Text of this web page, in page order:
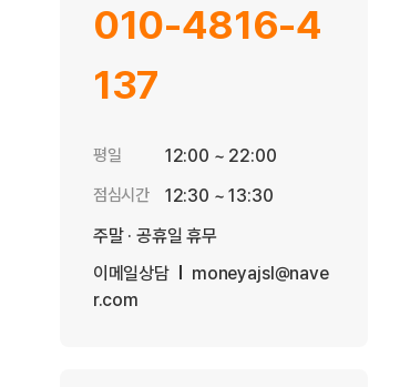
010-4816-4
137
평일 12:00 ~ 22:00
점심시간
12:30 ~ 13:30
주말 · 공휴일 휴무
이메일상담
moneyajsl@nave
r.com